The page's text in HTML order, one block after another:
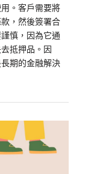
。客戶需要將
，然後簽署合
慎，因為它通
抵押品。因
期的金融解決